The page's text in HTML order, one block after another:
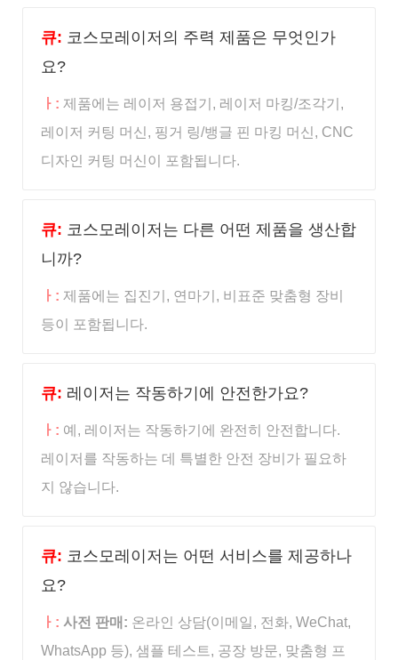
큐: 코스모레이저의 주력 제품은 무엇인가
요?
ㅏ: 제품에는 레이저 용접기, 레이저 마킹/조각기,
레이저 커팅 머신, 핑거 링/뱅글 핀 마킹 머신, CNC
디자인 커팅 머신이 포함됩니다.
큐: 코스모레이저는 다른 어떤 제품을 생산합
니까?
ㅏ: 제품에는 집진기, 연마기, 비표준 맞춤형 장비
등이 포함됩니다.
큐: 레이저는 작동하기에 안전한가요?
ㅏ: 예, 레이저는 작동하기에 완전히 안전합니다.
레이저를 작동하는 데 특별한 안전 장비가 필요하
지 않습니다.
큐: 코스모레이저는 어떤 서비스를 제공하나
요?
ㅏ: 사전 판매: 온라인 상담(이메일, 전화, WeChat,
WhatsApp 등), 샘플 테스트, 공장 방문, 맞춤형 프